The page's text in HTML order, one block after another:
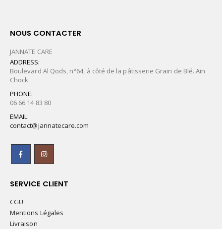
NOUS CONTACTER
JANNATE CARE
ADDRESS:
Boulevard Al Qods, n°64, à côté de la pâtisserie Grain de Blé. Ain
Chock
PHONE:
06 66 14 83 80
EMAIL:
contact@jannatecare.com
SERVICE CLIENT
CGU
Mentions Légales
Livraison